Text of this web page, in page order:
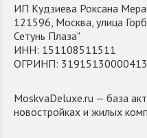
ИП Кудзиева Роксана
121596, Москва, улица
Сетунь Плаза"
ИНН: 151108511511
ОГРИНП:
MoskvaDeluxe.ru — база
новостройках и жилых